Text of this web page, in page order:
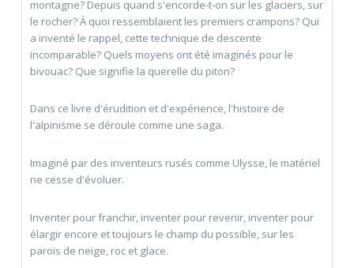
montagne? Depuis quand s'encorde-t-on sur les glaciers, sur
le rocher? À quoi ressemblaient les premiers crampons? Qui
a inventé le rappel, cette technique de descente
incomparable? Quels moyens ont été imaginés pour le
bivouac? Que signifie la querelle du piton?
Dans ce livre d'érudition et d'expérience, l'histoire de
l'alpinisme se déroule comme une saga.
Imaginé par des inventeurs rusés comme Ulysse, le matériel
ne cesse d'évoluer.
Inventer pour franchir, inventer pour revenir, inventer pour
élargir encore et toujours le champ du possible, sur les
parois de neige, roc et glace.